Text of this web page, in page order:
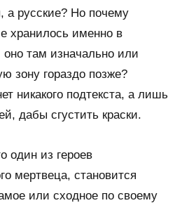
а русские? Но почему
хранилось именно в
там изначально или
зону гораздо позже?
никакого подтекста, а лишь
дабы сгустить краски.
один из героев
мертвеца, становится
или сходное по своему